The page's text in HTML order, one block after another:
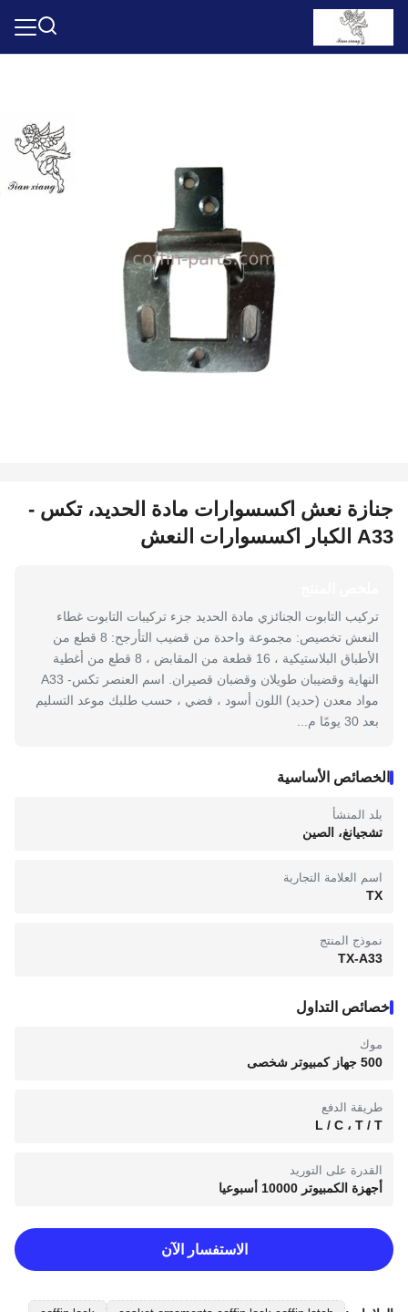
جنازة نعش اكسسوارات مادة الحديد، تكس -
A33 الكبار اكسسوارات النعش
تركيب التابوت الجنائزي مادة الحديد جزء تركيبات التابوت غطاء
النعش تخصيص: مجموعة واحدة من قضيب التأرجح: 8 قطع من
الأطباق البلاستيكية ، 16 قطعة من المقابض ، 8 قطع من أغطية
النهاية وقضيبان طويلان وقضبان قصيران. اسم العنصر تكس- A33
مواد معدن (حديد) اللون أسود ، فضي ، حسب طلبك موعد التسليم
بعد 30 يومًا م...
الخصائص الأساسية
بلد المنشأ
تشجيانغ، الصين
اسم العلامة التجارية
TX
نموذج المنتج
TX-A33
خصائص التداول
موك
500 جهاز كمبيوتر شخصى
طريقة الدفع
L / C ، T / T
القدرة على التوريد
أجهزة الكمبيوتر 10000 أسبوعيا
الاستفسار الآن